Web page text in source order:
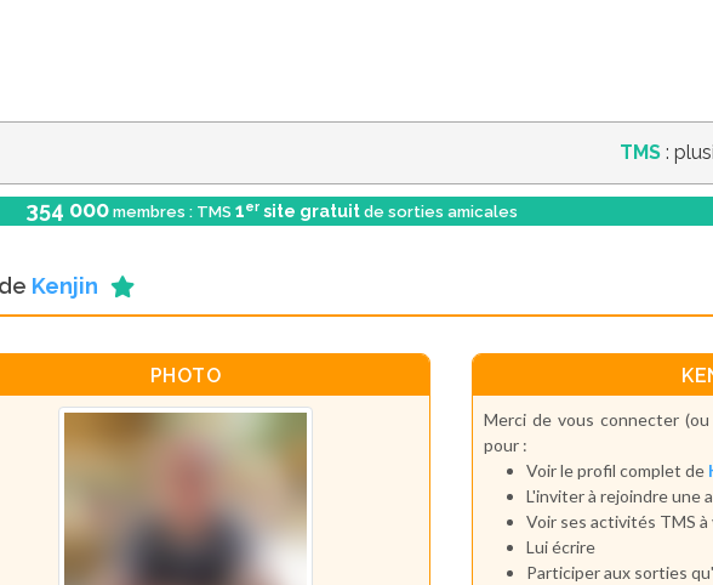
TMS :
354 000 membres : TMS 1er site gratuit de sorties amicales
Kenjin
PHOTO
Merci de vous connecter
pour :
Voir le profil complet de
L'inviter à rejoindre une
Voir ses activités TMS à
Lui écrire
Participer aux sorties